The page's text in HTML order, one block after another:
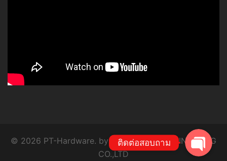
© 2026 PT-Hardware. by P.T. SYSTEM ENGINEERING
CO.,LTD
ติดต่อสอบถาม